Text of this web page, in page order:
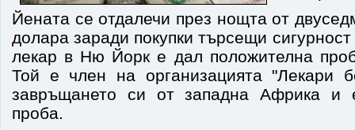
Йената се отдалечи през нощта от
долара заради покупки търсещи
лекар в Ню Йорк е дал положителна
Той е член на организацията "Лекари
завръщането си от западна Африка и
проба.